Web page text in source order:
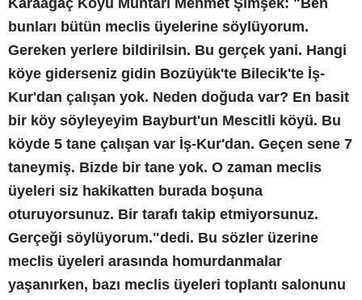
bunları bütün meclis üyelerine söylüyorum.
Gereken yerlere bildirilsin. Bu gerçek yani. Hangi
köye giderseniz gidin Bozüyük'te Bilecik'te İş-
Kur'dan çalışan yok. Neden doğuda var? En basit
bir köy söyleyeyim Bayburt'un Mescitli köyü. Bu
köyde 5 tane çalışan var İş-Kur'dan. Geçen sene 7
taneymiş. Bizde bir tane yok. O zaman meclis
üyeleri siz hakikatten burada boşuna
oturuyorsunuz. Bir tarafı takip etmiyorsunuz.
Gerçeği söylüyorum."dedi. Bu sözler üzerine
meclis üyeleri arasında homurdanmalar
yaşanırken, bazı meclis üyeleri toplantı salonunu